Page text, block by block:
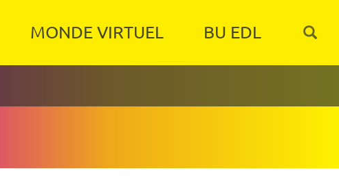
MONDE VIRTUEL BU EDL